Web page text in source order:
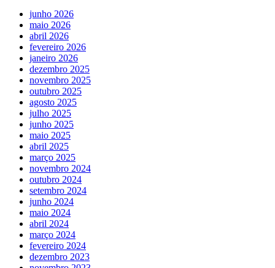
junho 2026
maio 2026
abril 2026
fevereiro 2026
janeiro 2026
dezembro 2025
novembro 2025
outubro 2025
agosto 2025
julho 2025
junho 2025
maio 2025
abril 2025
março 2025
novembro 2024
outubro 2024
setembro 2024
junho 2024
maio 2024
abril 2024
março 2024
fevereiro 2024
dezembro 2023